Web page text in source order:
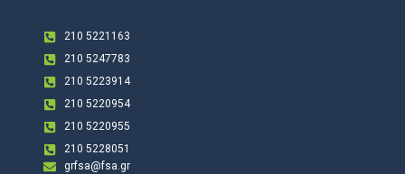
210 5221163
210 5247783
210 5223914
210 5220954
210 5220955
210 5228051
grfsa@fsa.gr